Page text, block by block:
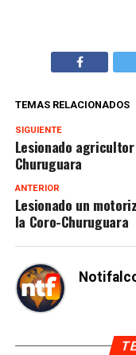
TEMAS RELACIONADOS
SIGUIENTE
Lesionado
Churuguara
ANTERIOR
Lesionado un
la Coro-Churuguara